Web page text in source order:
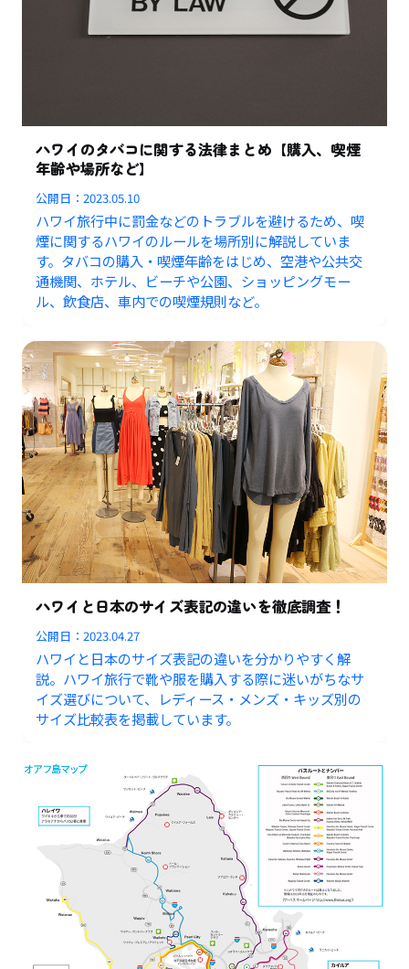
ハワイのタバコに関する法律まとめ【購入、喫煙
年齢や場所など】
公開日：2023.05.10
ハワイ旅行中に罰金などのトラブルを避けるため、喫
煙に関するハワイのルールを場所別に解説していま
す。タバコの購入・喫煙年齢をはじめ、空港や公共交
通機関、ホテル、ビーチや公園、ショッピングモー
ル、飲食店、車内での喫煙規則など。
ハワイと日本のサイズ表記の違いを徹底調査！
公開日：2023.04.27
ハワイと日本のサイズ表記の違いを分かりやすく解
説。ハワイ旅行で靴や服を購入する際に迷いがちなサ
イズ選びについて、レディース・メンズ・キッズ別の
サイズ比較表を掲載しています。